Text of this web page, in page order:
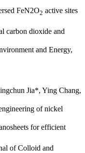
FeN2O2 active sites
carbon dioxide and
and Energy,
Jia*, Ying Chang,
of nickel
for efficient
of Colloid and